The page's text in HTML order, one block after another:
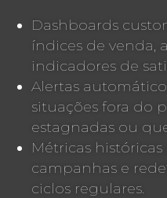
Dashboards
índices de venda,
indicadores de
Alertas
situações fora do
estagnadas ou
Métricas
campanhas e
ciclos regulares.